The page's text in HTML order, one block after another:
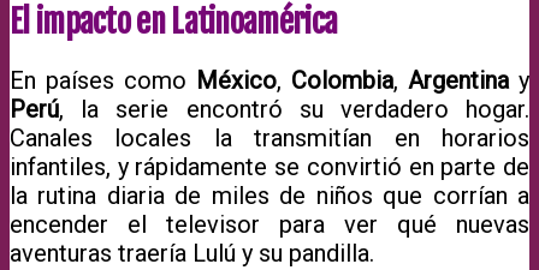
El impacto en Latinoamérica
En países como México, Colombia, Argentinay
Perú, la serie encontró su verdadero hogar.
Canales locales la transmitían en horarios
infantiles, y rápidamente se convirtió en parte de
la rutina diaria de miles de niños que corrían a
encender el televisor para ver qué nuevas
aventuras traería Lulú y su pandilla.